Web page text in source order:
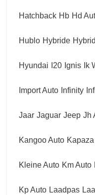
Hatchback Hb Hd
Hublo Hybride
Hyundai I20 Ignis Ik
Import Auto Infinity
Jaar Jaguar Jeep Jh
Kangoo Auto Kapaza
Kleine Auto Km Auto
Kp Auto Laadpas